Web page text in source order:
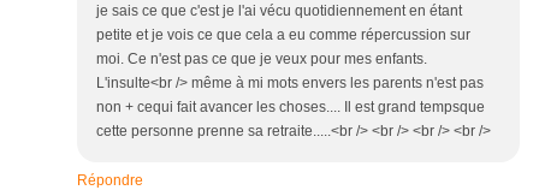
je sais ce que c'est je l'ai vécu quotidiennement en étant
petite et je vois ce que cela a eu comme répercussion sur
moi. Ce n'est pas ce que je veux pour mes enfants.
L'insulte<br /> même à mi mots envers les parents n'est pas
non + cequi fait avancer les choses.... Il est grand tempsque
cette personne prenne sa retraite.....<br /> <br /> <br /> <br />
Répondre